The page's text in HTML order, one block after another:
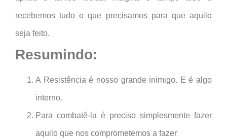
recebemos tudo o que precisamos para que aquilo
seja feito.
Resumindo:
A Resistência é nosso grande inimigo. E é algo
interno.
Para combatê-la é preciso simplesmente fazer
aquilo que nos comprometemos a fazer